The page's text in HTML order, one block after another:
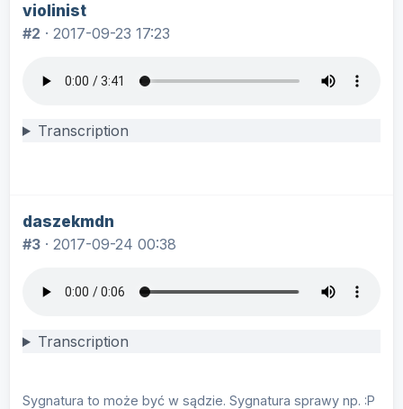
violinist
#2 · 2017-09-23 17:23
Transcription
daszekmdn
#3 · 2017-09-24 00:38
Transcription
Sygnatura to może być w sądzie. Sygnatura sprawy np. :P